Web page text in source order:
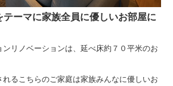
ーマに家族全員に優しいお部屋に
リノベーションは、延べ床約７０平米のお
れるこちらのご家庭は家族みんなに優しいお